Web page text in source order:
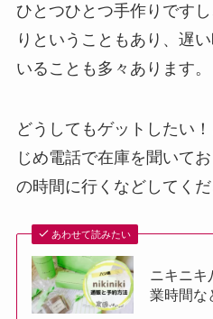
ひとつひとつ手作りです
りということもあり、遅
いることも多々あります。
どうしてもゲットしたい
じめ電話で在庫を聞いて
の時間に行くなどしてくだ
あわせて読みたい
ニキニキ
業時間な